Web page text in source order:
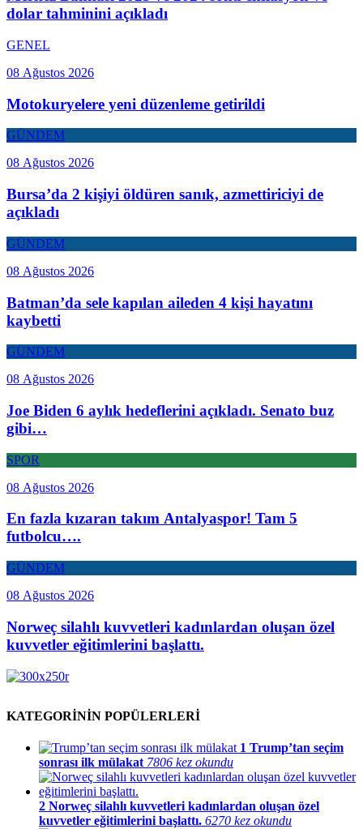
dolar tahminini açıkladı
GENEL
08 Ağustos 2026
Motokuryelere yeni düzenleme getirildi
GÜNDEM
08 Ağustos 2026
Bursa’da 2 kişiyi öldüren sanık, azmettiriciyi de
açıkladı
GÜNDEM
08 Ağustos 2026
Batman’da sele kapılan aileden 4 kişi hayatını
kaybetti
GÜNDEM
08 Ağustos 2026
Joe Biden 6 aylık hedeflerini açıkladı. Senato buz
gibi…
SPOR
08 Ağustos 2026
En fazla kızaran takım Antalyaspor! Tam 5
futbolcu….
GÜNDEM
08 Ağustos 2026
Norweç silahlı kuvvetleri kadınlardan oluşan özel
kuvvetler eğitimlerini başlattı.
KATEGORİNİN POPÜLERLERİ
1 Trump’tan seçim
sonrası ilk mülakat 7806 kez okundu
2 Norweç silahlı kuvvetleri kadınlardan oluşan özel
kuvvetler eğitimlerini başlattı. 6270 kez okundu